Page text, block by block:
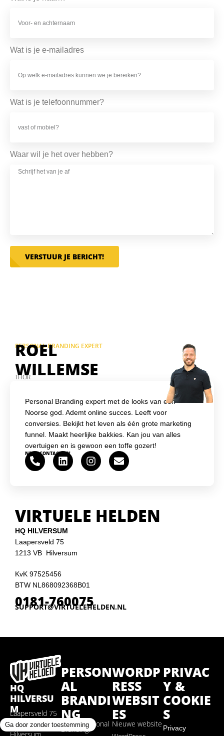
Wat is je e-mailadres
Wat is je telefoonnummer?
Waar wil je het over hebben?
VERSTUUR JE BERICHT!
PERSONAL BRANDING EXPERT
ROEL
WILLEMSE
THOR
Personal Branding expert met de looks van een
Noorse god. Ademt online succes. Leeft voor
conversies. Bekijkt het leven als één grote marketing
funnel. Maakt heerlijke bakkies. Kan jou van alles
overtuigen en is gewoon een toffe gozert!
NEEM CONTACT OP!
VIRTUELE HELDEN
HQ HILVERSUM
Laapersveld 75
1213 VB Hilversum
KvK 97525456
BTW NL868092368B01
0181-760075
SUPPORT@VIRTUELEHELDEN.NL
HQ
HILVERSU
M
Laapersveld 75
1213 VB
PERSON
AL
BRANDI
NG
Wat is Personal
Branding?
WORDP
RESS
WEBSIT
ES
Nieuwe website
PRIVAC
Y &
COOKIE
S
Privacy